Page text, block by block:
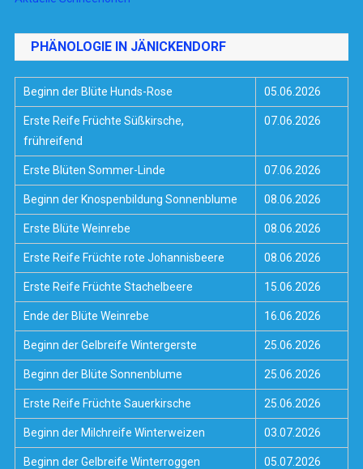
PHÄNOLOGIE IN JÄNICKENDORF
Beginn der Blüte Hunds-Rose 05.06.2026
Erste Reife Früchte Süßkirsche,
frühreifend
07.06.2026
Erste Blüten Sommer-Linde 07.06.2026
Beginn der Knospenbildung Sonnenblume 08.06.2026
Erste Blüte Weinrebe 08.06.2026
Erste Reife Früchte rote Johannisbeere 08.06.2026
Erste Reife Früchte Stachelbeere 15.06.2026
Ende der Blüte Weinrebe 16.06.2026
Beginn der Gelbreife Wintergerste 25.06.2026
Beginn der Blüte Sonnenblume 25.06.2026
Erste Reife Früchte Sauerkirsche 25.06.2026
Beginn der Milchreife Winterweizen 03.07.2026
Beginn der Gelbreife Winterroggen 05.07.2026